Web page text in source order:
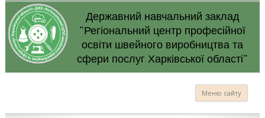
Державний навчальний заклад
"Регіональний центр професійної
освіти швейного виробництва та
сфери послуг Харківської області"
Меню сайту